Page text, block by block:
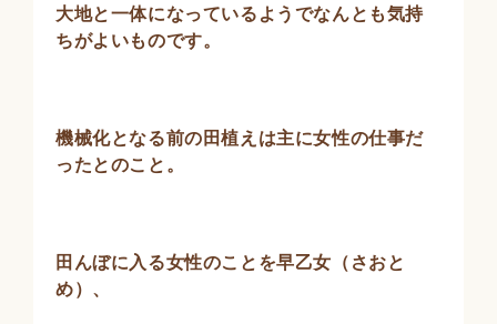
大地と一体になっているようでなんとも気持
ちがよいものです。
機械化となる前の田植えは主に女性の仕事だ
ったとのこと。
田んぼに入る女性のことを早乙女（さおと
め）、